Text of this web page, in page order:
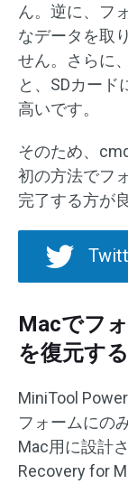
ん。逆に、フ
なデータを取
せん。さらに
と、SDカー
高いです。
そのため、
初の方法でフ
完了する方が
Macでフ
を復元する
MiniTool
フォームにの
Mac用に設計
Recovery for